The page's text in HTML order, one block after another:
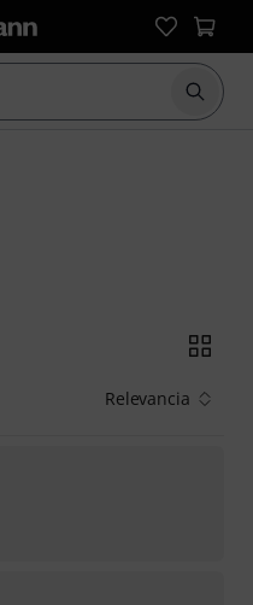
Relevancia